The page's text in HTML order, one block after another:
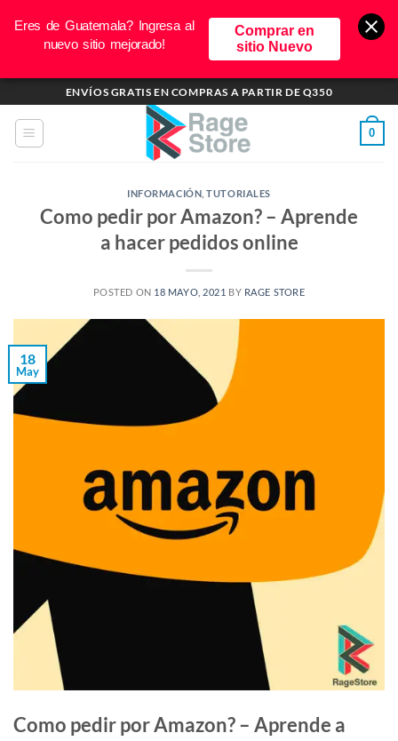
al
contenido
ENVÍOS GRATIS EN COMPRAS A PARTIR DE Q350
0
INFORMACIÓN ,TUTORIALES
Como pedir por Amazon? – Aprende
a hacer pedidos online
POSTED ON 18 MAYO, 2021 BY RAGE STORE
18
May
Como pedir por Amazon? – Aprende a
Eres de Guatemala? Ingresa al
nuevo sitio mejorado!
Comprar en
sitio Nuevo